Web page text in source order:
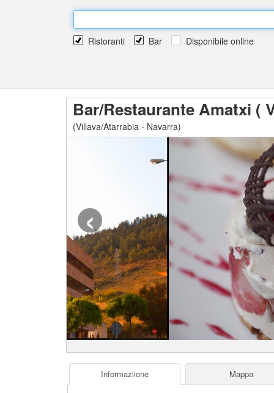
Ristoranti Bar Disponibile online
Bar/Restaurante Amatxi (
(Villava/Atarrabia - Navarra)
‹
Informaziione Mappa